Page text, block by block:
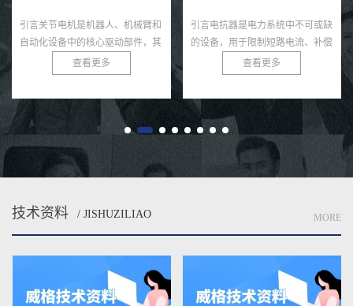
引言关节电机是机器人、机械臂和
自动化设备中的核心驱动部件，其
力矩输出直接决定了系统的运动精
度、负载能力和稳定性。无论是工
查看更多
引言电抗器是电力系统中不可或缺
的设备，用于限制短路电流、补偿
无功功率和滤除谐波，广泛应用于
变电站、输配电网络和工业电力系
压、...
查看更多
技术资料 / JISHUZILIAO MORE